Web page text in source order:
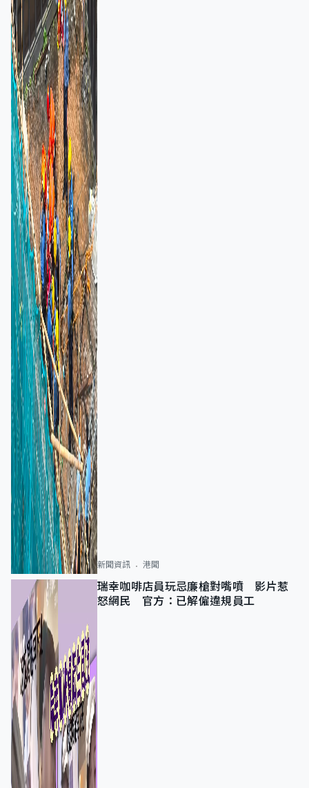
新聞資訊 港聞
瑞幸咖啡店員玩忌廉槍對嘴噴 影片惹
怒網民 官方：已解僱違規員工